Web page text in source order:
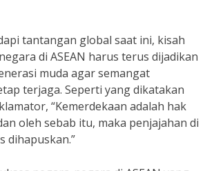
tantangan global saat ini, kisah
di ASEAN harus terus dijadikan
muda agar semangat
terjaga. Seperti yang dikatakan
“Kemerdekaan adalah hak
oleh sebab itu, maka penjajahan di
dihapuskan.”